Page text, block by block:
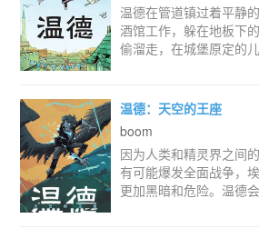
温德在管道镇过着平静
酒馆工作，躲在地板下
偷溜走，在城堡原定的
温德：天空的王座
boom
因为人类和精灵界之间
有可能爆发全面战争，
更加黑暗和危险。温德会